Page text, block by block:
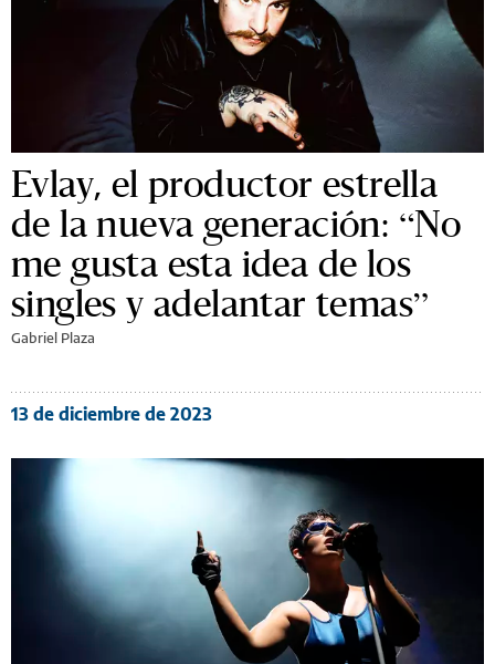
Evlay, el productor estrella
de la nueva generación: “No
me gusta esta idea de los
singles y adelantar temas”
Gabriel Plaza
13 de diciembre de 2023